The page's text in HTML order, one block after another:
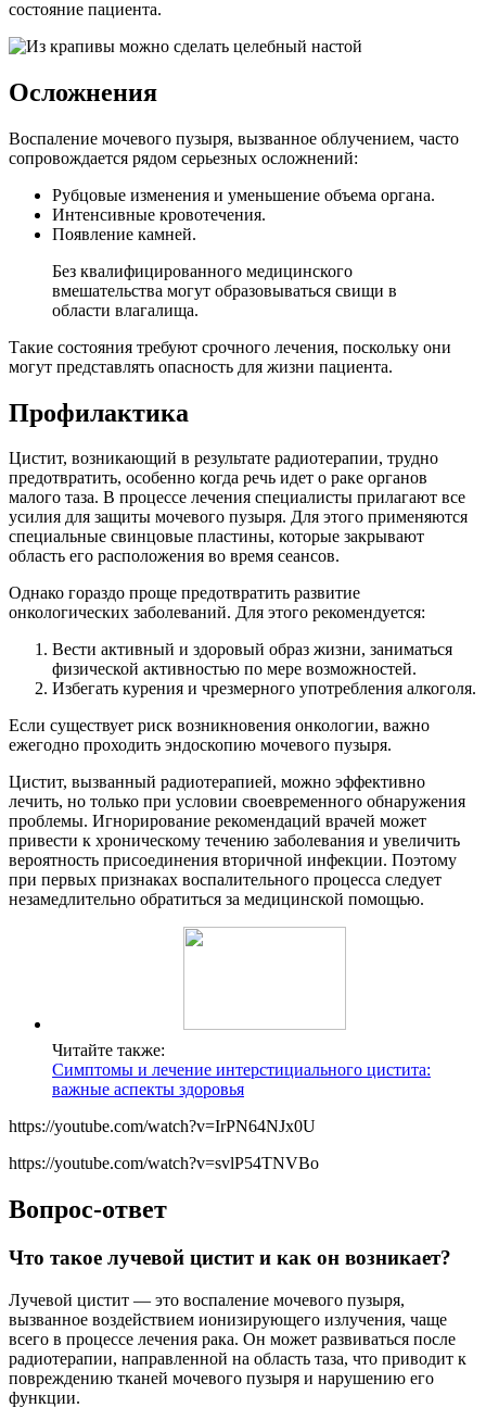
состояние пациента.
Осложнения
Воспаление мочевого пузыря, вызванное облучением, часто
сопровождается рядом серьезных осложнений:
Рубцовые изменения и уменьшение объема органа.
Интенсивные кровотечения.
Появление камней.
Без квалифицированного медицинского
вмешательства могут образовываться свищи в
области влагалища.
Такие состояния требуют срочного лечения, поскольку они
могут представлять опасность для жизни пациента.
Профилактика
Цистит, возникающий в результате радиотерапии, трудно
предотвратить, особенно когда речь идет о раке органов
малого таза. В процессе лечения специалисты прилагают все
усилия для защиты мочевого пузыря. Для этого применяются
специальные свинцовые пластины, которые закрывают
область его расположения во время сеансов.
Однако гораздо проще предотвратить развитие
онкологических заболеваний. Для этого рекомендуется:
Вести активный и здоровый образ жизни, заниматься
физической активностью по мере возможностей.
Избегать курения и чрезмерного употребления алкоголя.
Если существует риск возникновения онкологии, важно
ежегодно проходить эндоскопию мочевого пузыря.
Цистит, вызванный радиотерапией, можно эффективно
лечить, но только при условии своевременного обнаружения
проблемы. Игнорирование рекомендаций врачей может
привести к хроническому течению заболевания и увеличить
вероятность присоединения вторичной инфекции. Поэтому
при первых признаках воспалительного процесса следует
незамедлительно обратиться за медицинской помощью.
Читайте также:
Симптомы и лечение интерстициального цистита:
важные аспекты здоровья
https://youtube.com/watch?v=IrPN64NJx0U
https://youtube.com/watch?v=svlP54TNVBo
Вопрос-ответ
Что такое лучевой цистит и как он возникает?
Лучевой цистит — это воспаление мочевого пузыря,
вызванное воздействием ионизирующего излучения, чаще
всего в процессе лечения рака. Он может развиваться после
радиотерапии, направленной на область таза, что приводит к
повреждению тканей мочевого пузыря и нарушению его
функции.